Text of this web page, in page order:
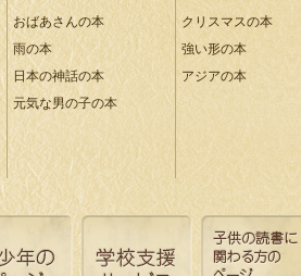
おばあさんの本
雨の本
日本の神話の本
元気な男の子の本
クリスマスの本
強い形の本
アジアの本